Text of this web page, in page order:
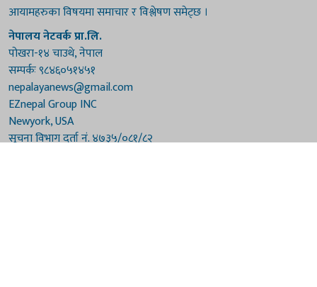
आयामहरुका विषयमा समाचार र विश्लेषण समेट्छ ।
नेपालय नेटवर्क प्रा.लि.
पोखरा-१४ चाउथे, नेपाल
सम्पर्कः ९८४६०५१४५१
nepalayanews@gmail.com
EZnepal Group INC
Newyork, USA
सूचना विभाग दर्ता नं. ४७३५/०८१/८२